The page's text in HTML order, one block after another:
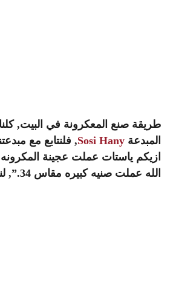
طريقة صنع المعكرونة في البيت,
المبدعة Sosi Hany, فلنتابع مع
ازيكم ياستات عملت عجينة
الله عملت صنيه كبيره مقاس 34.”, لنترك المبدعة تحدثنا عن الطريقة.